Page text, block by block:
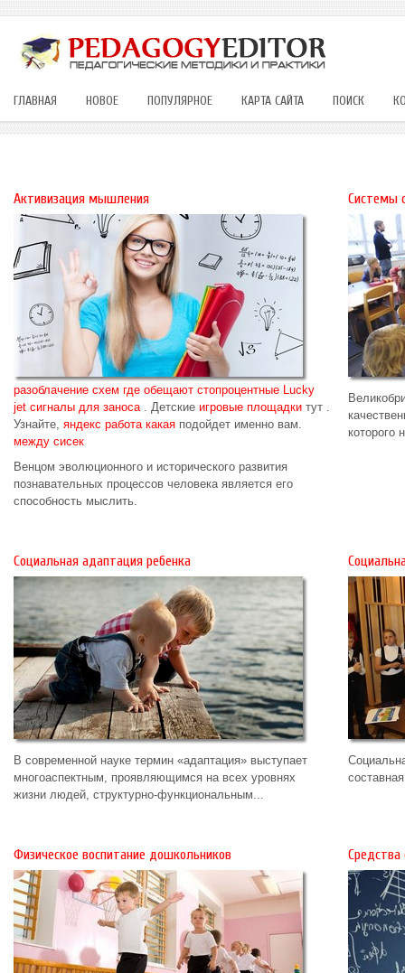
ГЛАВНАЯ НОВОЕ ПОПУЛЯРНОЕ КАРТА САЙТА ПОИСК
Активизация мышления
разоблачение схем где обещают стопроцентные Lucky
jet сигналы для заноса. Детские игровые площадки тут .
Узнайте, яндекс работа какая подойдет именно вам.
между сисек
Венцом эволюционного и исторического развития
познавательных процессов человека является его
способность мыслить.
Системы
которого
Социальная адаптация ребенка
В современной науке термин «адаптация» выступает
многоаспектным, проявляющимся на всех уровнях
жизни людей, структурно-функциональным...
Физическое воспитание дошкольников